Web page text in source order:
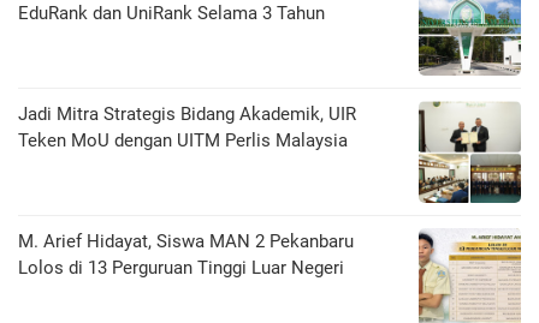
EduRank dan UniRank Selama 3 Tahun
Jadi Mitra Strategis Bidang Akademik, UIR
Teken MoU dengan UITM Perlis Malaysia
M. Arief Hidayat, Siswa MAN 2 Pekanbaru
Lolos di 13 Perguruan Tinggi Luar Negeri